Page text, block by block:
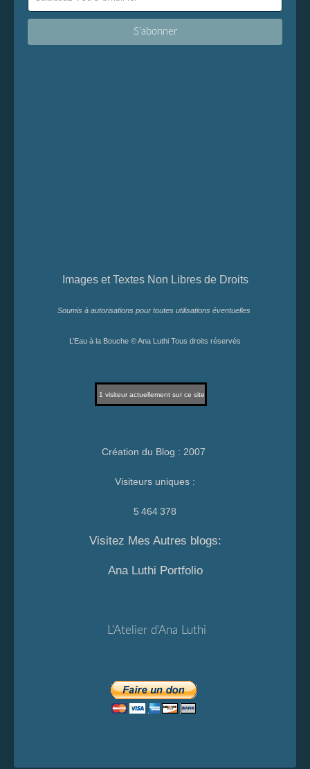
Images et Textes Non Libres de Droits
Soumis à autorisations pour toutes utilisations éventuelles
L’Eau à la Bouche © Ana Luthi Tous droits réservés
1 visiteur actuellement sur ce site
Création du Blog : 2007
Visiteurs uniques :
5 464 378
Visitez Mes Autres blogs:
Ana Luthi Portfolio
L'Atelier d'Ana Luthi